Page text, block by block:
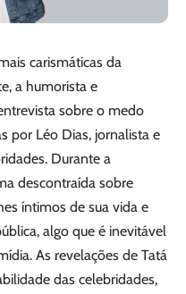
carismáticas da
a humorista e
sobre o medo
por Léo Dias, jornalista e
Durante a
descontraída sobre
íntimos de sua vida e
algo que é inevitável
As revelações de Tatá
das celebridades,